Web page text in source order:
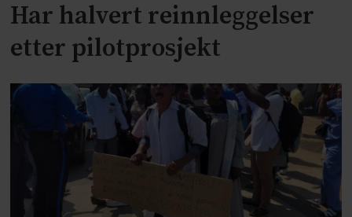
Har halvert reinnleggelser
etter pilotprosjekt